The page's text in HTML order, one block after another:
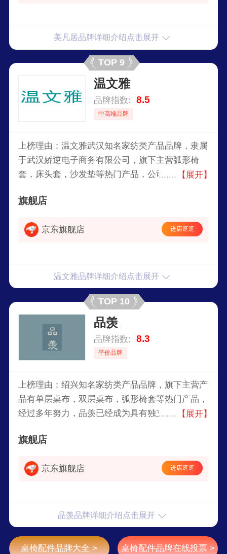
美凡居品牌详细介绍点击展开
TOP 9
温文雅
品牌指数: 8.5
中高端品牌
上榜理由：温文雅武汉知名家纺类产品品牌，隶属
于武汉娇逆电子商务有限公司，旗下主营弧形椅
套，床头套，沙发垫等热门产品，公司一直以诚信
【展开】
旗舰店
京东旗舰店 进店逛逛
温文雅品牌详细介绍点击展开
TOP 10
品羡
品牌指数: 8.3
平价品牌
上榜理由：绍兴知名家纺类产品品牌，旗下主营产
品有单层桌布，双层桌布，弧形椅套等热门产品，
经过多年努力，品羡已经成为具有独立设计风格、
【展开】
旗舰店
京东旗舰店 进店逛逛
品羡品牌详细介绍点击展开
桌椅配件品牌大全 > 桌椅配件品牌在线投票 >